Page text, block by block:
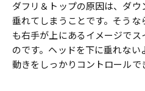
ダフリ＆トップの原因は、ダ
垂れてしまうことです。そうな
も右手が上にあるイメージで
のです。ヘッドを下に垂れない
動きをしっかりコントロールで